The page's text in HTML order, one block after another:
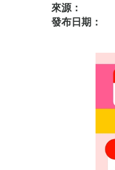
來源：
發布日期：